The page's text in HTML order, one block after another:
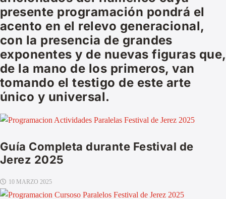
presente programación pondrá el
acento en el relevo generacional,
con la presencia de grandes
exponentes y de nuevas figuras que,
de la mano de los primeros, van
tomando el testigo de este arte
único y universal.
Guía Completa durante Festival de
Jerez 2025
10 MARZO 2025